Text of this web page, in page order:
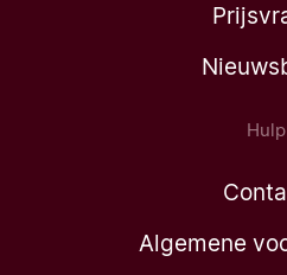
Hulp
Algemene